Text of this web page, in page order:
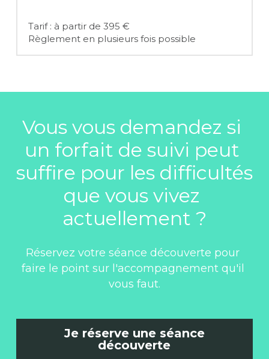
Tarif : à partir de 395 €
Règlement en plusieurs fois possible
Vous vous demandez si
un forfait de suivi peut
suffire pour les difficultés
que vous vivez
actuellement ?
Réservez votre séance découverte pour
faire le point sur l'accompagnement qu'il
vous faut.
Je réserve une séance
découverte